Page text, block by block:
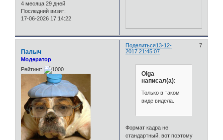
4 месяца 29 дней
Последний визит:
17-06-2026 17:14:22
Поделиться 7
13-12-
2017 21:45:07
Палыч
Модератор
Рейтинг:
Olga
написал(а):
Только в таком
виде видела.
Формат кадра не
стандартный, вот поэтому